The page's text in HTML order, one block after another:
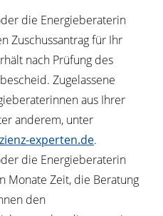
die Energieberaterin
Zuschussantrag für Ihr
nach Prüfung des
Zugelassene
aus Ihrer
anderem, unter
experten.de.
die Energieberaterin
Monate Zeit, die Beratung
den